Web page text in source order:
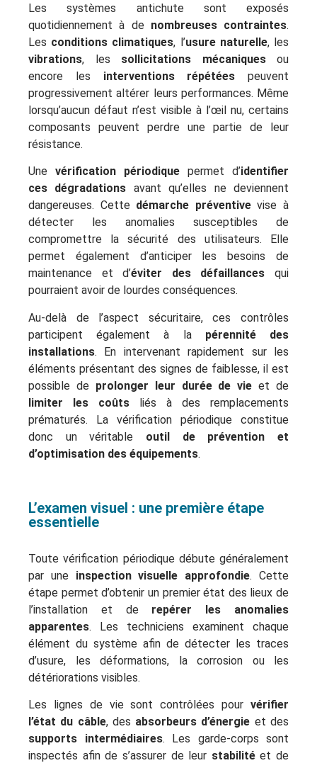
Les systèmes antichute sont exposés
quotidiennement à de nombreuses contraintes.
Les conditions climatiques, l’usure naturelle, les
vibrations, les sollicitations mécaniquesou
encore les interventions répétées peuvent
progressivement altérer leurs performances. Même
lorsqu’aucun défaut n’est visible à l’œil nu, certains
composants peuvent perdre une partie de leur
résistance.
Une vérification périodique permet d’identifier
ces dégradations avant qu’elles ne deviennent
dangereuses. Cette démarche préventivevise à
détecter les anomalies susceptibles de
compromettre la sécurité des utilisateurs. Elle
permet également d’anticiper les besoins de
maintenance et d’éviter des défaillances qui
pourraient avoir de lourdes conséquences.
Au-delà de l’aspect sécuritaire, ces contrôles
participent également à la pérennité des
installations. En intervenant rapidement sur les
éléments présentant des signes de faiblesse, il est
possible de prolonger leur durée de vie et de
limiter les coûts liés à des remplacements
prématurés. La vérification périodique constitue
donc un véritable outil de prévention et
d’optimisation des équipements.
L’examen visuel : une première étape
essentielle
Toute vérification périodique débute généralement
par une inspection visuelle approfondie. Cette
étape permet d’obtenir un premier état des lieux de
l’installation et de repérer les anomalies
apparentes. Les techniciens examinent chaque
élément du système afin de détecter les traces
d’usure, les déformations, la corrosion ou les
détériorations visibles.
Les lignes de vie sont contrôlées pour vérifier
l’état du câble, des absorbeurs d’énergie et des
supports intermédiaires. Les garde-corps sont
inspectés afin de s’assurer de leur stabilitéet de